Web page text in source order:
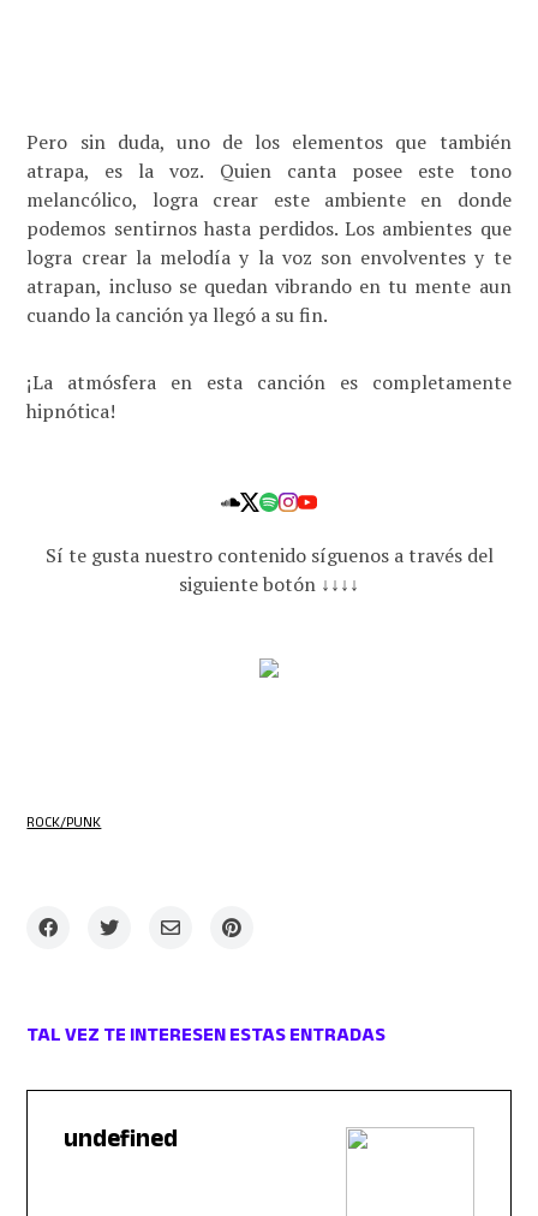
Pero sin duda, uno de los elementos que también
atrapa, es la voz. Quien canta posee este tono
melancólico, logra crear este ambiente en donde
podemos sentirnos hasta perdidos. Los ambientes que
logra crear la melodía y la voz son envolventes y te
atrapan, incluso se quedan vibrando en tu mente aun
cuando la canción ya llegó a su fin.
¡La atmósfera en esta canción es completamente
hipnótica!
Sí te gusta nuestro contenido síguenos a través del
siguiente botón ↓↓↓↓
ROCK/PUNK
TAL VEZ TE INTERESEN ESTAS ENTRADAS
undefined